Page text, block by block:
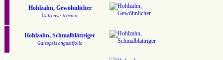
Hohlzahn, Gewöhnlicher
Galeopsis tetrahit
Hohlzahn, Schmalblättriger
Galeopsis angustifolia